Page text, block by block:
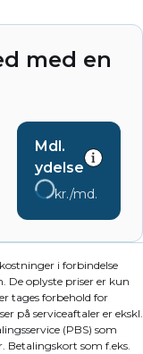
med en
Mdl.
ydelse
kr./md.
i forbindelse
De oplyste priser er kun
tages forbehold for
på serviceaftaler er ekskl.
(PBS) som
Betalingskort som f.eks.